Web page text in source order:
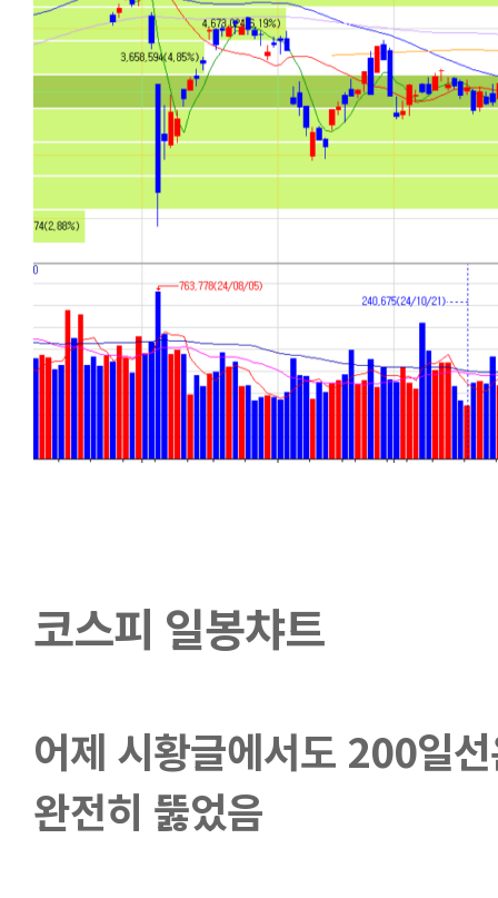
코스피 일봉챠트
어제 시황글에서도 200일
완전히 뚫었음